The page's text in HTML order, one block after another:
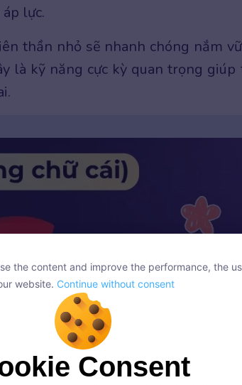
lực.
thần nhỏ sẽ nhanh chóng nắm
là kỹ năng cực kỳ quan trọng giúp
the content and improve the performance, the
website.
Continue without consent
Consent
the content and improve the performance, the
website. Continue without consent
Consent